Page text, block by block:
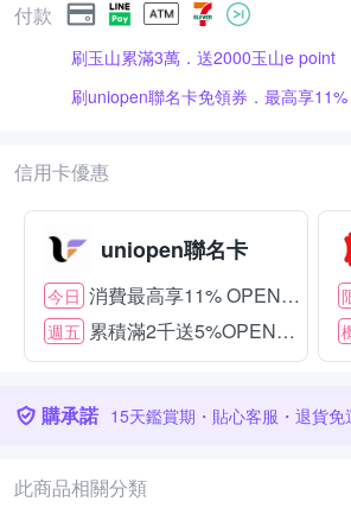
付款
刷玉山累滿3萬．送2000玉山e point
刷uniopen聯名卡免領券．最高享
信用卡優惠
uniopen聯名卡
今日 消費最高享11% OPENPOINT
週五 累積滿2千送5%OPENPOINT
購承諾 15天鑑賞期・貼心客服・退貨免
此商品相關分類